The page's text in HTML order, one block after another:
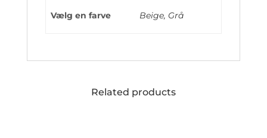
Vælg en farve Beige, Grå
Related products